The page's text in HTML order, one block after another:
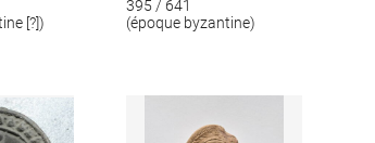
[?])
395 / 641
(époque byzantine)